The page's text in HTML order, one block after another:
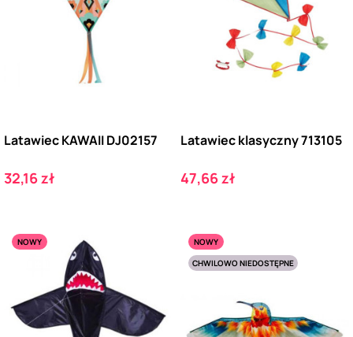
Latawiec KAWAII DJ02157
Cena
32,16 zł
Latawiec klasyczny 713105
Cena
47,66 zł
NOWY
NOWY
CHWILOWO NIEDOSTĘPNE